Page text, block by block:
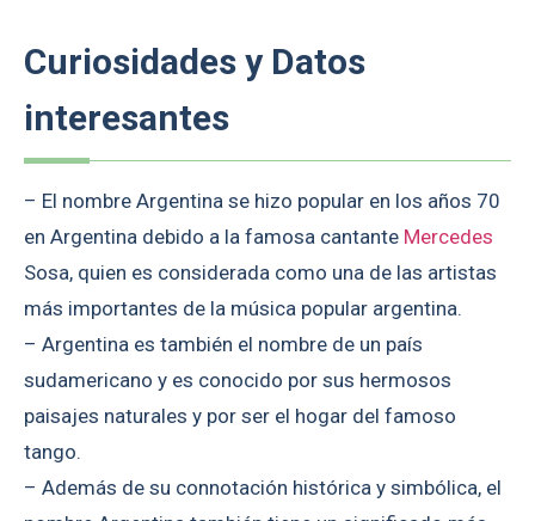
Curiosidades y Datos
interesantes
– El nombre Argentina se hizo popular en los años 70
en Argentina debido a la famosa cantante Mercedes
Sosa, quien es considerada como una de las artistas
más importantes de la música popular argentina.
– Argentina es también el nombre de un país
sudamericano y es conocido por sus hermosos
paisajes naturales y por ser el hogar del famoso
tango.
– Además de su connotación histórica y simbólica, el